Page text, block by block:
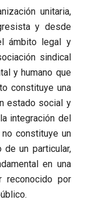
unitaria,
y desde
ámbito legal y
sindical
y humano que
constituye una
estado social y
integración del
constituye un
un particular,
en una
reconocido por